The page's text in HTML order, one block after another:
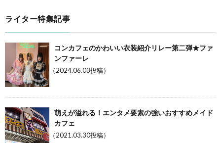
ライター特集記事
コンカフェのかわいい衣装紹介リレー第二弾★ファ
ンファーレ
（2024.06.03投稿）
萌えが溢れる！エンタメ要素の強いおすすめメイド
カフェ
（2021.03.30投稿）